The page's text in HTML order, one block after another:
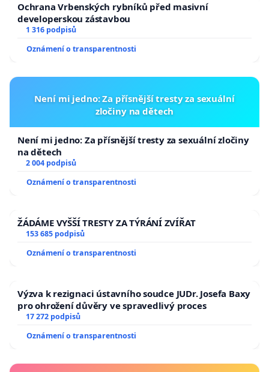
Ochrana Vrbenských rybníků před masivní
developerskou zástavbou
1 316 podpisů
Oznámení o transparentnosti
Není mi jedno: Za přísnější tresty za sexuální
zločiny na dětech
Není mi jedno: Za přísnější tresty za sexuální zločiny
na dětech
2 004 podpisů
Oznámení o transparentnosti
ŽÁDÁME VYŠŠÍ TRESTY ZA TÝRÁNÍ ZVÍŘAT
153 685 podpisů
Oznámení o transparentnosti
Výzva k rezignaci ústavního soudce JUDr. Josefa Baxy
pro ohrožení důvěry ve spravedlivý proces
17 272 podpisů
Oznámení o transparentnosti